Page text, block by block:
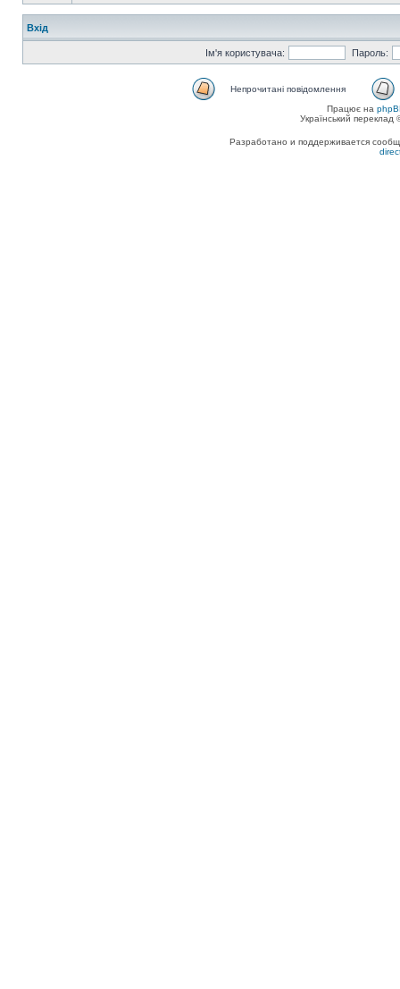
Вхід
Ім'я користувача: Пароль:
Непрочитані повідомлення
Працює на
Український
Разработано и поддерживается